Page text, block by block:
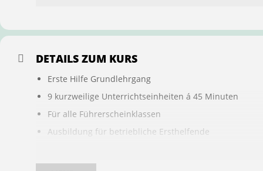
DETAILS ZUM KURS
Erste Hilfe Grundlehrgang
9 kurzweilige Unterrichtseinheiten á 45 Minuten
Für alle Führerscheinklassen
Ausbildung für betriebliche Ersthelfende